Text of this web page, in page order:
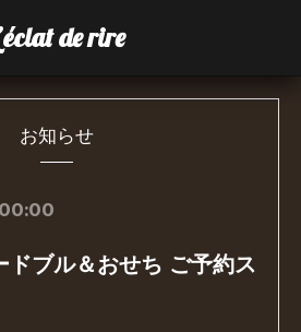
de rire
お知らせ
ドブル＆おせち ご予約ス